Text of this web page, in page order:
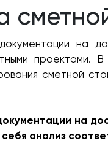
на
сметной
на
анализ